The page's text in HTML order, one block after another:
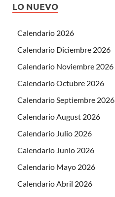
LO NUEVO
Calendario 2026
Calendario Diciembre 2026
Calendario Noviembre 2026
Calendario Octubre 2026
Calendario Septiembre 2026
Calendario August 2026
Calendario Julio 2026
Calendario Junio 2026
Calendario Mayo 2026
Calendario Abril 2026